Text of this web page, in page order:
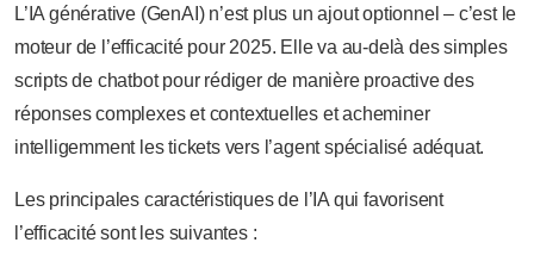
L’IA générative (GenAI) n’est plus un ajout optionnel – c’est le
moteur de l’efficacité pour 2025. Elle va au-delà des simples
scripts de chatbot pour rédiger de manière proactive des
réponses complexes et contextuelles et acheminer
intelligemment les tickets vers l’agent spécialisé adéquat.
Les principales caractéristiques de l’IA qui favorisent
l’efficacité sont les suivantes :